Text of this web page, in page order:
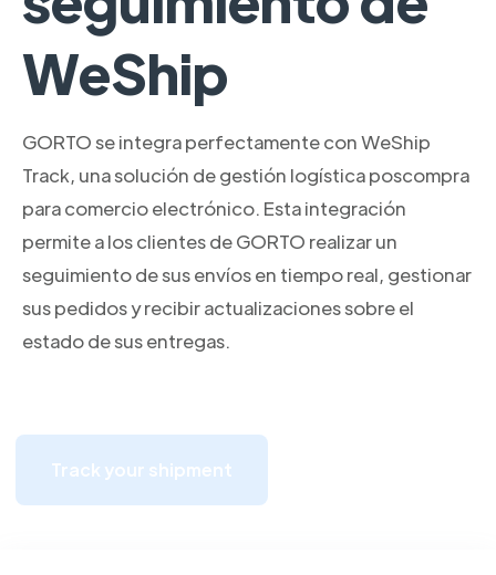
WeShip
GORTO se integra perfectamente con WeShip
Track, una solución de gestión logística poscompra
para comercio electrónico. Esta integración
permite a los clientes de GORTO realizar un
seguimiento de sus envíos en tiempo real, gestionar
sus pedidos y recibir actualizaciones sobre el
estado de sus entregas.
Track your shipment